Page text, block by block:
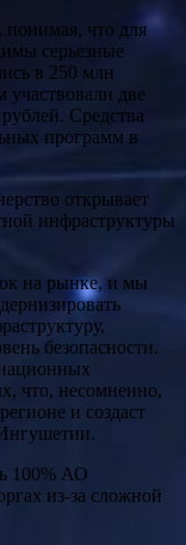
что для
серьезные
в 250 млн
участвовали две
Средства
программ в
открывает
инфраструктуры
на рынке, и мы
безопасности.
что, несомненно,
и создаст
100% АО
из-за сложной